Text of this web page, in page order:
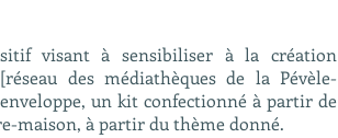
visant à sensibiliser à la création
des médiathèques de la Pévèle-
un kit confectionné à partir de
maison, à partir du thème donné.